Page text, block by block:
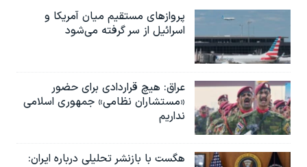
پروازهای مستقیم میان آمریکا و
اسرائیل از سر گرفته می‌شود
عراق: هیچ قراردادی برای حضور
«مستشاران نظامی» جمهوری اسلامی
نداریم
هگست با بازنشر تحلیلی درباره ایران: